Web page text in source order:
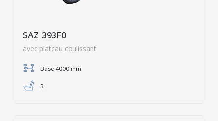
SAZ 393F0
avec plateau coulissant
Base 4000 mm
3